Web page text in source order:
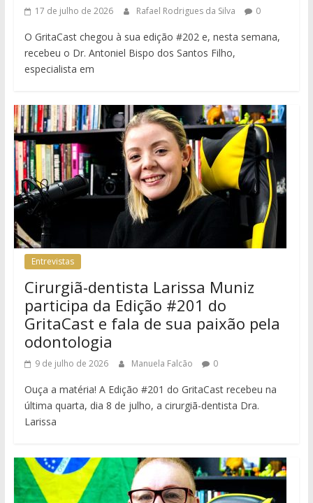
17 de julho de 2026 Rafael Rodrigues da Silva 0
O GritaCast chegou à sua edição #202 e, nesta semana,
recebeu o Dr. Antoniel Bispo dos Santos Filho,
especialista em
Entrevistas
Cirurgiã-dentista Larissa Muniz
participa da Edição #201 do
GritaCast e fala de sua paixão pela
odontologia
9 de julho de 2026 Manuela Falcão 0
Ouça a matéria! A Edição #201 do GritaCast recebeu na
última quarta, dia 8 de julho, a cirurgiã-dentista Dra.
Larissa